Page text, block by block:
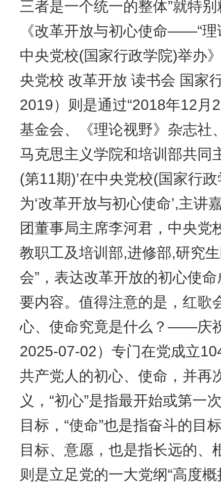
三者是一个统一的整体”就特
《改革开放与初心使命——“理
中央党校(国家行政学院)举办
央党校 改革开放 读书会 国家
2019）则是通过“2018年12月
基金会、《理论视野》杂志社
马克思主义学院和培训部共同
(第11期)’在中央党校(国家行
为‘改革开放与初心使命’,主讲
团董事局主席李河君，中央党
教职工及培训部,进修部,研究
会”，表达改革开放的初心使
要内容。值得注意的是，红歌
心、使命究竟是什么？——庆
2025-07-02）专门在党成立
共产党人的初心、使命，并再
义，“初心”是指最开始或第一
目标，“使命”也是指奋斗的目
目标、意愿，也是指长远的、
则是立足党的一大党纲“高度